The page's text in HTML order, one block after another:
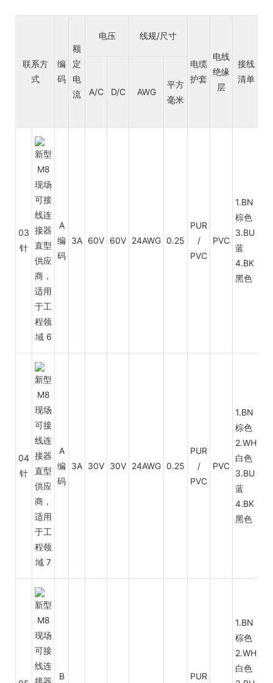
联系方
式
编
码
额
定
电
流
电压 线规/尺寸
电缆
护套
电线
绝缘
层
接线
清单
A/C D/C AWG
平方
毫米
03
针
A
编
码
3A 60V 60V 24AWG 0.25
PUR
/
PVC
PVC
1.BN
棕色
3.BU
蓝
4.BK
黑色
04
针
A
编
码
3A 30V 30V 24AWG 0.25
PUR
/
PVC
PVC
1.BN
棕色
2.WH
白色
3.BU
蓝
4.BK
黑色
B PUR
1.BN
棕色
2.WH
白色